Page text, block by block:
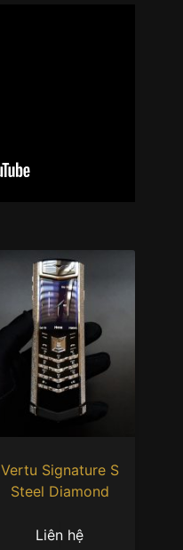
Vertu Signature S
Steel Diamond
Liên hệ